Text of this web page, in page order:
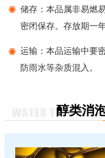
储存：本品属非易燃
密闭保存。存放期一
运输：本品运输中要
防雨水等杂质混入。
醇类消